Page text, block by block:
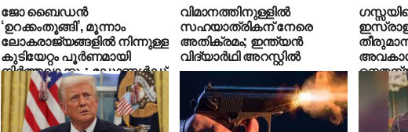
ജോ ബൈഡന്‍
‘ഉറക്കംതൂങ്ങി’, മൂന്നാം
ലോകരാജ്യങ്ങളില്‍ നിന്നുള്ള
കുടിയേറ്റം പൂര്‍ണമായി
നിര്‍ത്തലാക്കും; ഡോണള്‍ഡ്
ട്രംപ്
വിമാനത്തിനുള്ളില്‍
സഹയാത്രികന് നേരെ
അതിക്രമം; ഇന്ത്യന്‍
വിദ്യാര്‍ഥി അറസ്റ്റില്‍